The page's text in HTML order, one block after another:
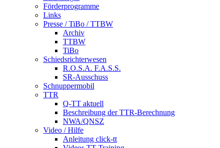
Förderprogramme
Links
Presse / TiBo / TTBW
Archiv
TTBW
TiBo
Schiedsrichterwesen
R.O.S.A. F.A.S.S.
SR-Ausschuss
Schnuppermobil
TTR
Q-TT aktuell
Beschreibung der TTR-Berechnung
NWA/QNSZ
Video / Hilfe
Anleitung click-tt